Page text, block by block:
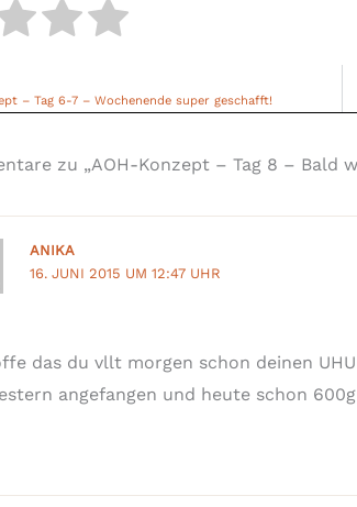
– Tag 6-7 – Wochenende super geschafft!
zu „AOH-Konzept – Tag 8 – Bald
ANIKA
16. JUNI 2015 UM 12:47 UHR
das du vllt morgen schon deinen
angefangen und heute schon